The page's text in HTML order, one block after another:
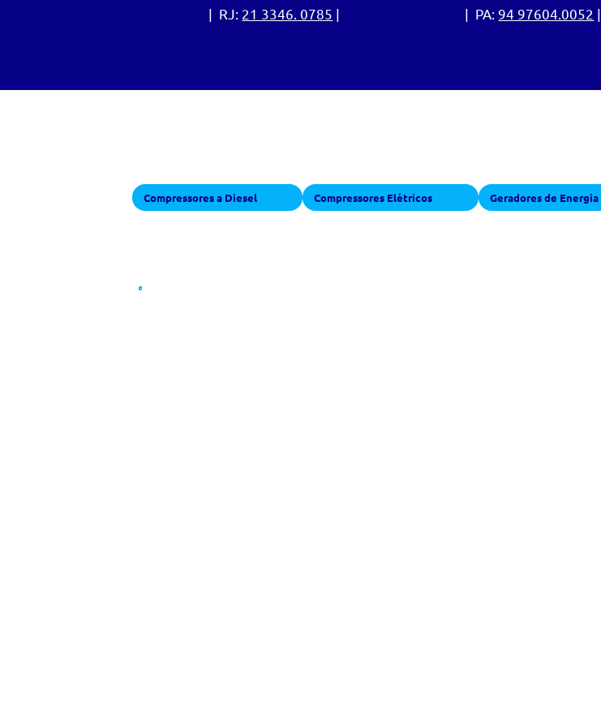
| RJ: 21 3346. 0785 | | PA:94 97604.0052 |
Compressores a Diesel Compressores Elétricos Geradores de Energia